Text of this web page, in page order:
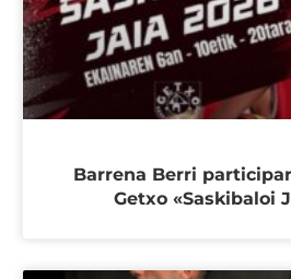
Barrena Berri
Getxo «Saskibaloi